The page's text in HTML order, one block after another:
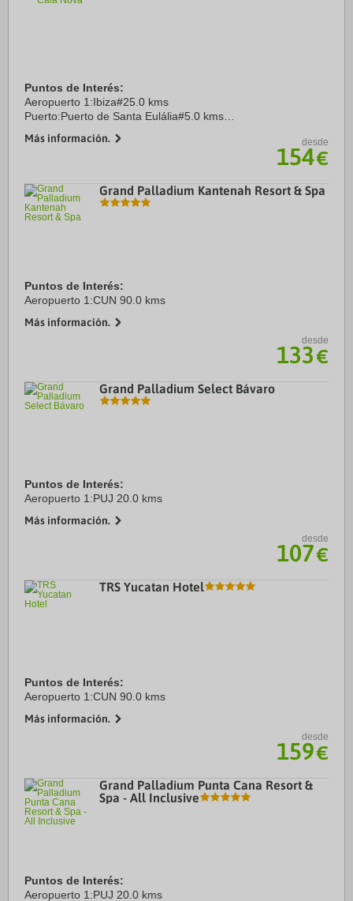
Puntos de Interés:
Aeropuerto 1:Ibiza#25.0 kms
Puerto:Puerto de Santa Eulália#5.0 kms
Más información. desde
154€
Grand Palladium Kantenah Resort & Spa
Puntos de Interés:
Aeropuerto 1:CUN 90.0 kms
Más información.
desde
133€
Grand Palladium Select Bávaro
Puntos de Interés:
Aeropuerto 1:PUJ 20.0 kms
Más información.
desde
107€
TRS Yucatan Hotel
Puntos de Interés:
Aeropuerto 1:CUN 90.0 kms
Más información.
desde
159€
Grand Palladium Punta Cana Resort &
Spa - All Inclusive
Puntos de Interés:
Aeropuerto 1:PUJ 20.0 kms